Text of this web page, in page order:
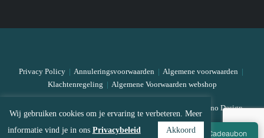
Privacy Policy | Annuleringsvoorwaarden | Algemene voorwaarden |
Klachtenregeling | Algemene Voorwaarden webshop
Designed by Mono Design
Wij gebruiken cookies om je ervaring te verbeteren. Meer
informatie vind je in ons Privacybeleid Akkoord